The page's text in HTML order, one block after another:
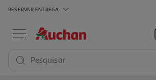
RESERVAR ENTREGA
Pesquisar